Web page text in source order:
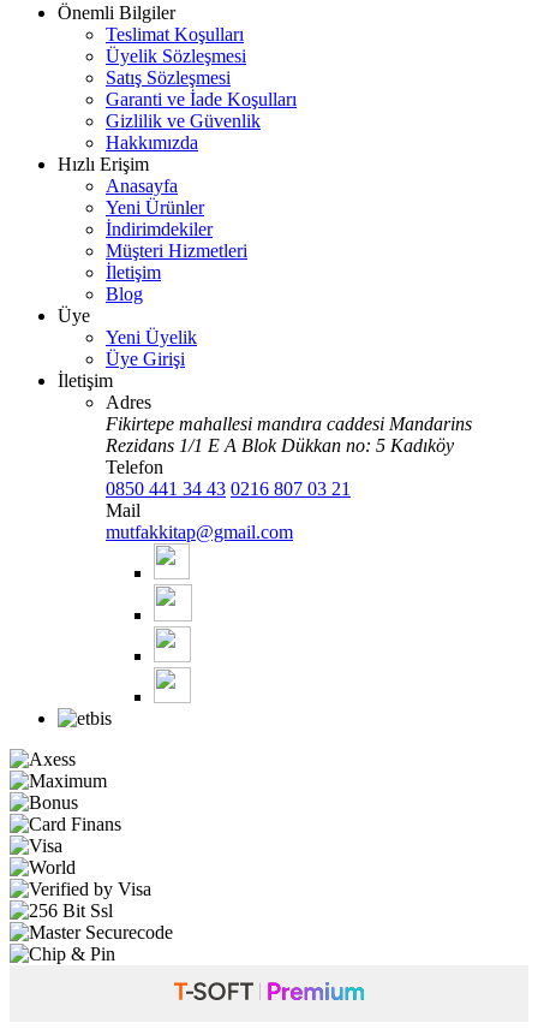
Önemli Bilgiler
Teslimat Koşulları
Üyelik Sözleşmesi
Satış Sözleşmesi
Garanti ve İade Koşulları
Gizlilik ve Güvenlik
Hakkımızda
Hızlı Erişim
Anasayfa
Yeni Ürünler
İndirimdekiler
Müşteri Hizmetleri
İletişim
Blog
Üye
Yeni Üyelik
Üye Girişi
İletişim
Adres
Fikirtepe mahallesi mandıra caddesi Mandarins
Rezidans 1/1 E A Blok Dükkan no: 5 Kadıköy
Telefon
0850 441 34 43 0216 807 03 21
Mail
mutfakkitap@gmail.com